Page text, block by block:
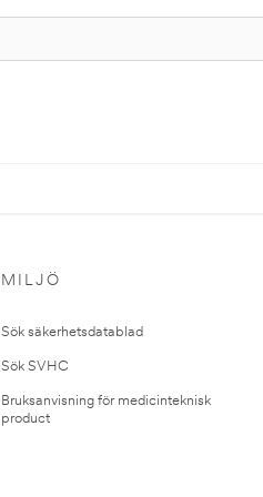
MILJÖ
Sök säkerhetsdatablad
Sök SVHC
Bruksanvisning för medicinteknisk
product